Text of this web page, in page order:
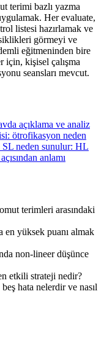
terimi bazlı yazma
Her evaluate,
listesi hazırlamak ve
görmeyi ve
eğitmeninden bire
için, kişisel çalışma
seansları mevcut.
açıklama ve analiz
ötrofikasyon neden
SL neden sunulur: HL
anlamı
terimleri arasındaki
en yüksek puanı almak
non-lineer düşünce
etkili strateji nedir?
hata nelerdir ve nasıl